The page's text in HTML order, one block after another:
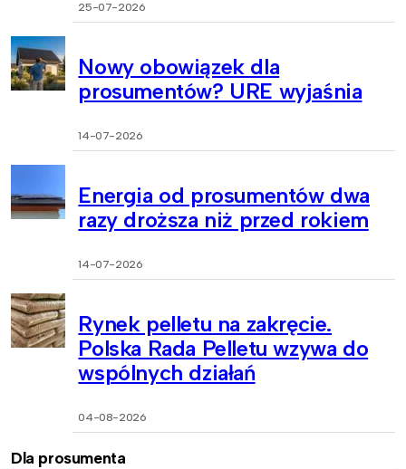
25-07-2026
Nowy obowiązek dla
prosumentów? URE wyjaśnia
14-07-2026
Energia od prosumentów dwa
razy droższa niż przed rokiem
14-07-2026
Rynek pelletu na zakręcie.
Polska Rada Pelletu wzywa do
wspólnych działań
04-08-2026
Dla prosumenta